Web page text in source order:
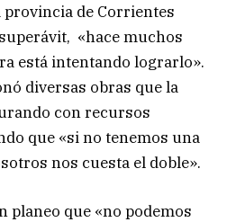
de Corrientes
«hace muchos
está intentando lograrlo».
diversas obras que la
con recursos
que «si no tenemos una
nos cuesta el doble».
planeo que «no podemos